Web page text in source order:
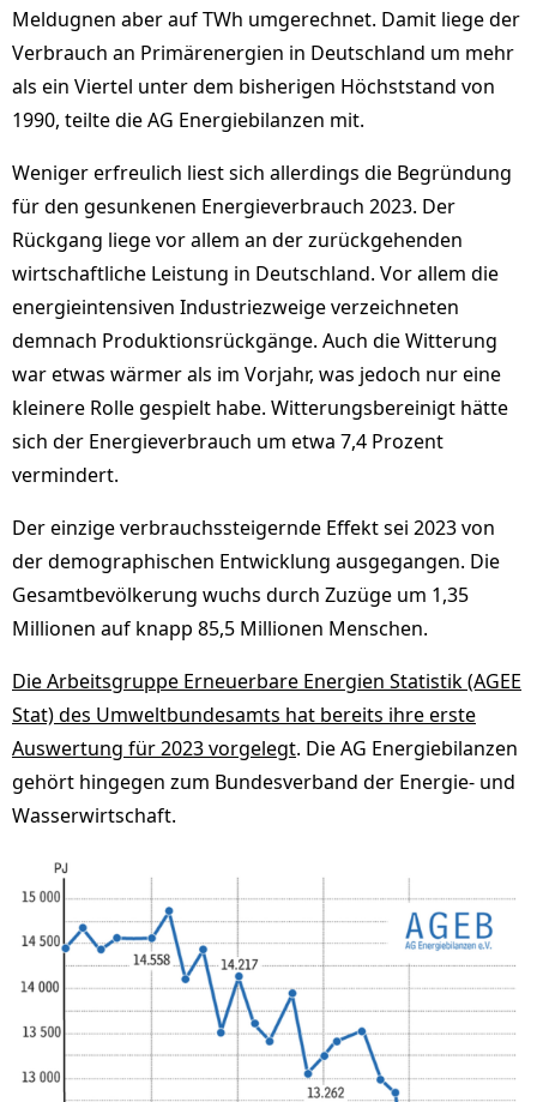
Meldugnen aber auf TWh umgerechnet. Damit liege der
Verbrauch an Primärenergien in Deutschland um mehr
als ein Viertel unter dem bisherigen Höchststand von
1990, teilte die AG Energiebilanzen mit.
Weniger erfreulich liest sich allerdings die Begründung
für den gesunkenen Energieverbrauch 2023. Der
Rückgang liege vor allem an der zurückgehenden
wirtschaftliche Leistung in Deutschland. Vor allem die
energieintensiven Industriezweige verzeichneten
demnach Produktionsrückgänge. Auch die Witterung
war etwas wärmer als im Vorjahr, was jedoch nur eine
kleinere Rolle gespielt habe. Witterungsbereinigt hätte
sich der Energieverbrauch um etwa 7,4 Prozent
vermindert.
Der einzige verbrauchssteigernde Effekt sei 2023 von
der demographischen Entwicklung ausgegangen. Die
Gesamtbevölkerung wuchs durch Zuzüge um 1,35
Millionen auf knapp 85,5 Millionen Menschen.
Die Arbeitsgruppe Erneuerbare Energien Statistik (AGEE
Stat) des Umweltbundesamts hat bereits ihre erste
Auswertung für 2023 vorgelegt. Die AG Energiebilanzen
gehört hingegen zum Bundesverband der Energie- und
Wasserwirtschaft.